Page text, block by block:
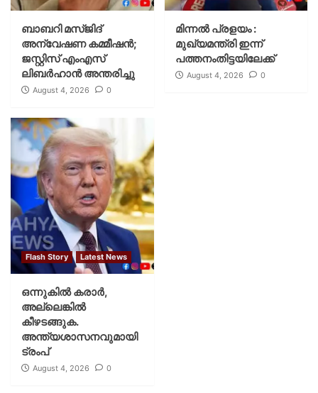
ബാബറി മസ്ജിദ്
അന്വേഷണ കമ്മീഷന്‍;
ജസ്റ്റിസ് എംഎസ്
ലിബര്‍ഹാന്‍ അന്തരിച്ചു
August 4, 2026 0
മിന്നല്‍ പ്രളയം :
മുഖ്യമന്ത്രി ഇന്ന്
പത്തനംതിട്ടയിലേക്ക്
August 4, 2026 0
Flash Story Latest News
ഒന്നുകില്‍ കരാര്‍,
അല്ലെങ്കില്‍
കീഴടങ്ങുക.
അന്ത്യശാസനവുമായി
ട്രംപ്
August 4, 2026 0